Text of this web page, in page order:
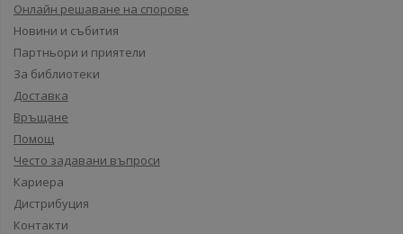
Онлайн решаване на спорове
Новини и събития
Партньори и приятели
За библиотеки
Доставка
Връщане
Помощ
Често задавани въпроси
Кариера
Дистрибуция
Контакти